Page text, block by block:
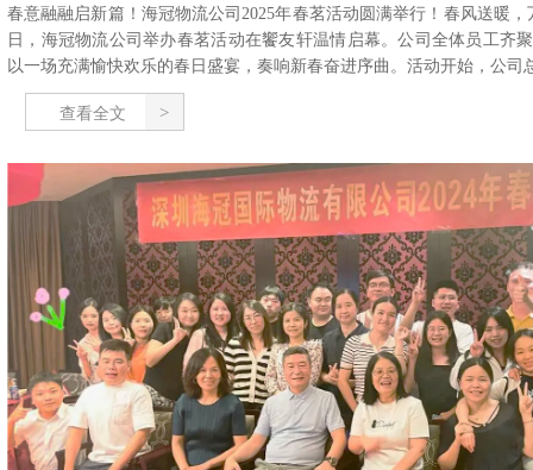
春意融融启新篇！海冠物流公司2025年春茗活动圆满举行！春风送暖，
日，海冠物流公司举办春茗活动在饗友轩温情启幕。公司全体员工齐
以一场充满愉快欢乐的春日盛宴，奏响新春奋进序曲。活动开始，公司
查看全文